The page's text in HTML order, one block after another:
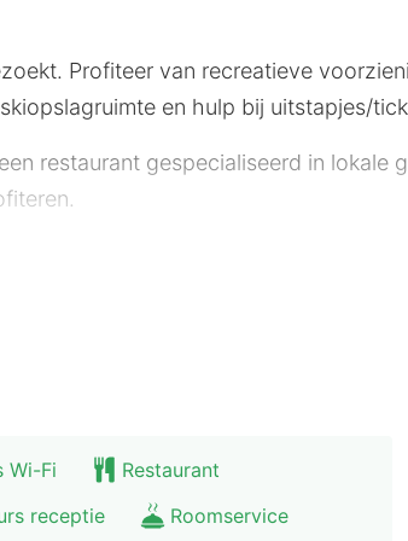
Profiteer van recreatieve
en hulp bij uitstapjes/
restaurant gespecialiseerd in lokale
toe. Deze
Op je kamer heb je een tv
Thüringer Wald - 0,1 km
Wi-Fi
Restaurant
receptie Roomservice